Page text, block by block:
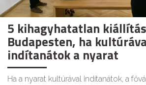
5 kihagyhatatlan kiállítás
Budapesten, ha
indítanátok a nyarat
Ha a nyarat kultúrával indítanátok, a